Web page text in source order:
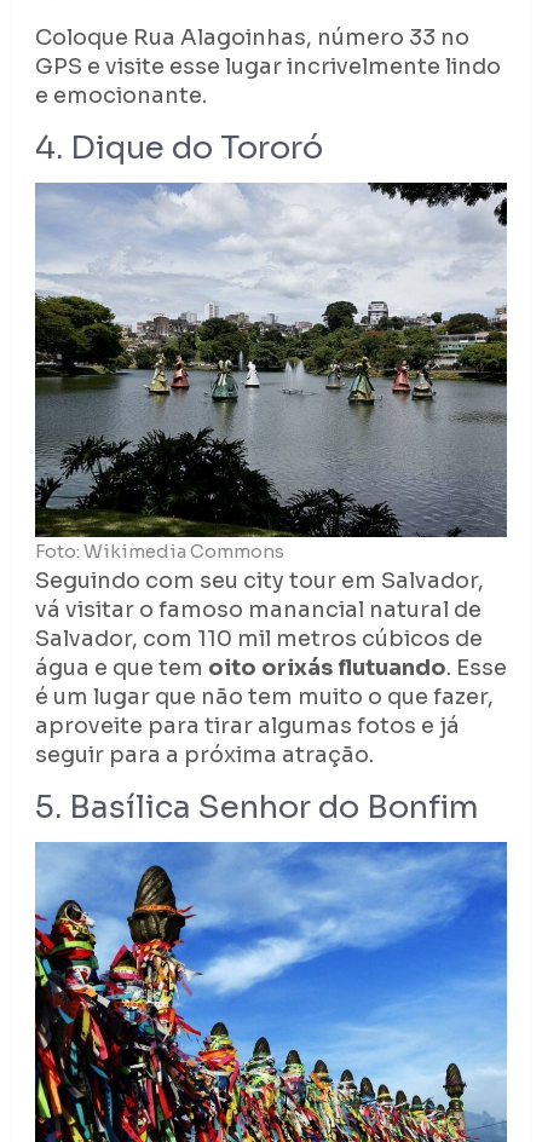
Coloque Rua Alagoinhas, número 33 no
GPS e visite esse lugar incrivelmente lindo
e emocionante.
4. Dique do Tororó
Foto: Wikimedia Commons
Seguindo com seu city tour em Salvador,
vá visitar o famoso manancial natural de
Salvador, com 110 mil metros cúbicos de
água e que tem oito orixás flutuando. Esse
é um lugar que não tem muito o que fazer,
aproveite para tirar algumas fotos e já
seguir para a próxima atração.
5. Basílica Senhor do Bonfim